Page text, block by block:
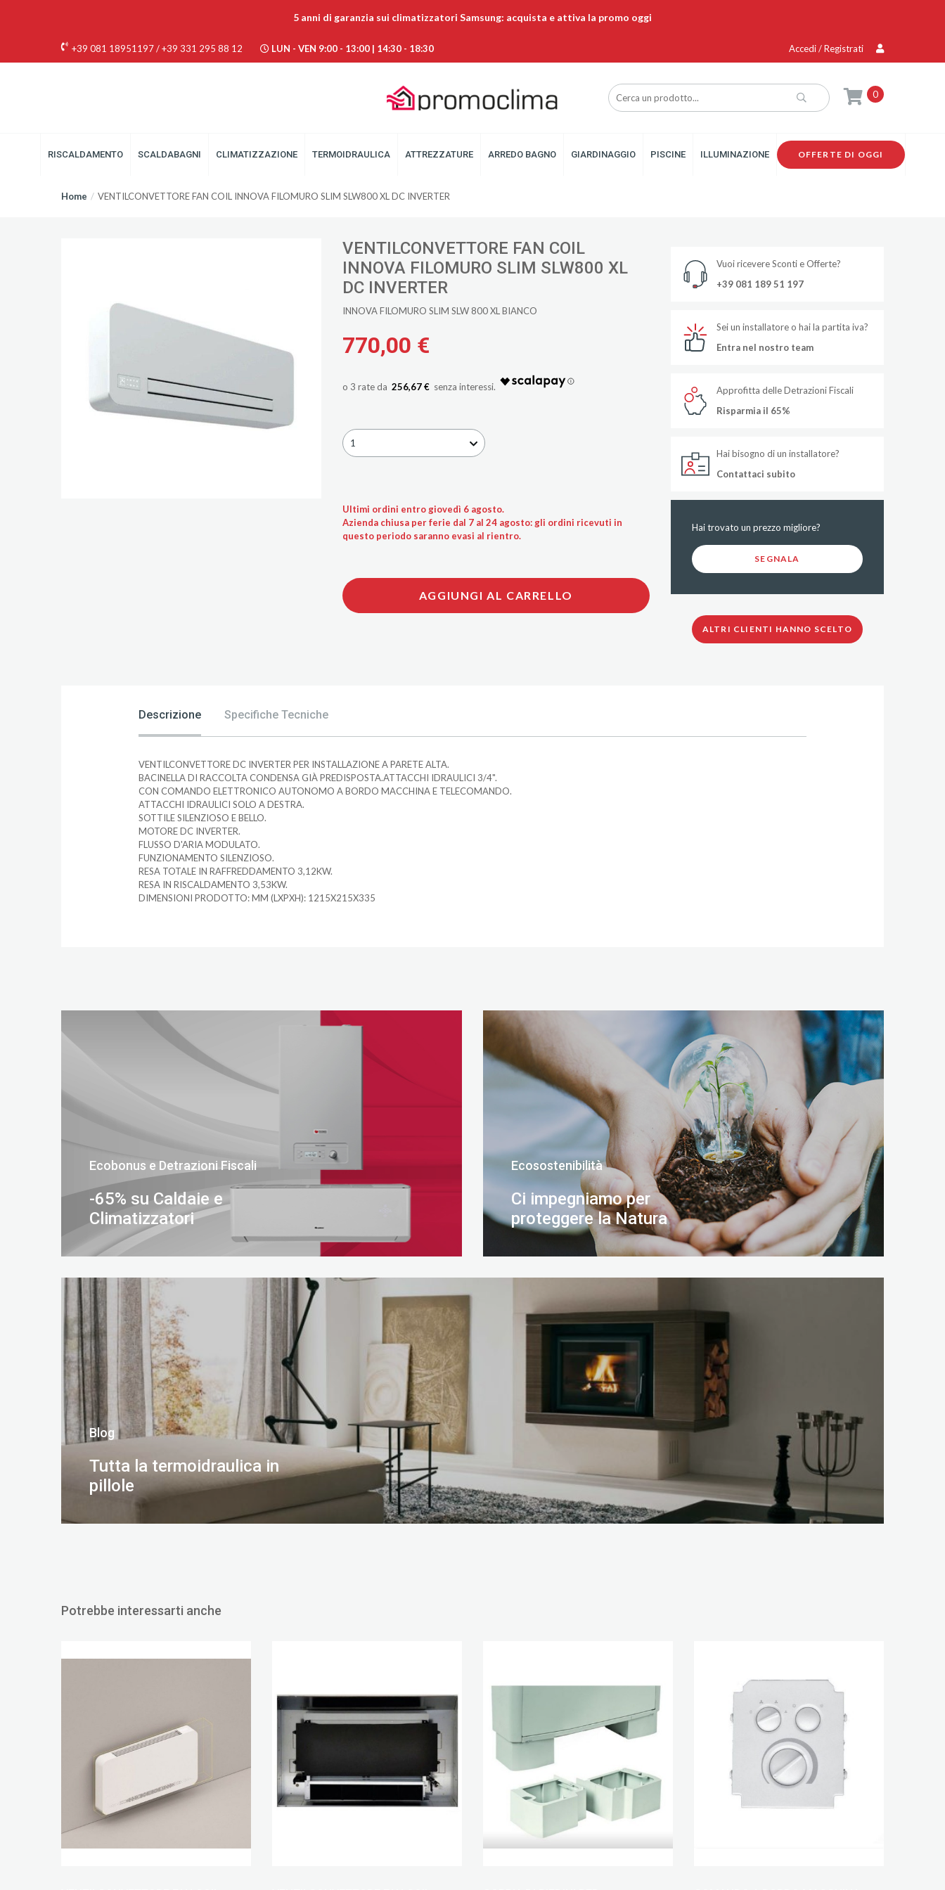
5 anni di garanzia sui climatizzatori Samsung: acquista e attiva la promo oggi
+39 081 18951197/+39 331 295 88 12 LUN - VEN 9:00 - 13:00 | 14:30 - 18:30 Accedi / Registrati
0
RISCALDAMENTO SCALDABAGNI CLIMATIZZAZIONE TERMOIDRAULICA ATTREZZATURE ARREDO BAGNO GIARDINAGGIO PISCINE ILLUMINAZIONE OFFERTE DI OGGI
Home VENTILCONVETTORE FAN COIL INNOVA FILOMURO SLIM SLW800 XL DC INVERTER
VENTILCONVETTORE FAN COIL
INNOVA FILOMURO SLIM SLW800 XL
DC INVERTER
INNOVA FILOMURO SLIM SLW 800 XL BIANCO
770,00 €
256,67 €
1
Ultimi ordini entro giovedì 6 agosto.
Azienda chiusa per ferie dal 7 al 24 agosto: gli ordini ricevuti in
questo periodo saranno evasi al rientro.
AGGIUNGI AL CARRELLO
Vuoi ricevere Sconti e Offerte?
+39 081 189 51 197
Sei un installatore o hai la partita iva?
Entra nel nostro team
Approfitta delle Detrazioni Fiscali
Risparmia il 65%
Hai bisogno di un installatore?
Contattaci subito
Hai trovato un prezzo migliore?
SEGNALA
ALTRI CLIENTI HANNO SCELTO
Descrizione Specifiche Tecniche
VENTILCONVETTORE DC INVERTER PER INSTALLAZIONE A PARETE ALTA.
BACINELLA DI RACCOLTA CONDENSA GIÀ PREDISPOSTA.ATTACCHI IDRAULICI 3/4".
CON COMANDO ELETTRONICO AUTONOMO A BORDO MACCHINA E TELECOMANDO.
ATTACCHI IDRAULICI SOLO A DESTRA.
SOTTILE SILENZIOSO E BELLO.
MOTORE DC INVERTER.
FLUSSO D'ARIA MODULATO.
FUNZIONAMENTO SILENZIOSO.
RESA TOTALE IN RAFFREDDAMENTO 3,12KW.
RESA IN RISCALDAMENTO 3,53KW.
DIMENSIONI PRODOTTO: MM (LXPXH): 1215X215X335
Ecobonus e Detrazioni Fiscali
-65% su Caldaie e
Climatizzatori
Ecosostenibilità
Ci impegniamo per
proteggere la Natura
Blog
Tutta la termoidraulica in
pillole
Potrebbe interessarti anche